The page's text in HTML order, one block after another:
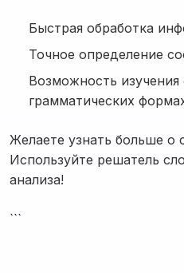
Быстрая обработка
Точное определение
Возможность
грамматических
Желаете узнать больше о
Используйте решатель
анализа!
```